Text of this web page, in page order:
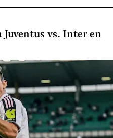
Juventus vs. Inter en